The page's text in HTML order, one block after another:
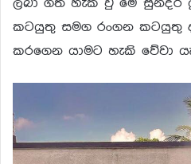
ලබා ගත හැකි වු මේ සුන්දර
කටයුතු සමග රංගන කටයුතු
කරගෙන යාමට හැකි වේවා